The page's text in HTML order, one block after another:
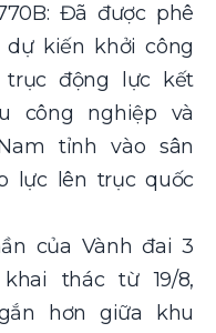
Đã được phê
kiến khởi công
động lực kết
công nghiệp và
tỉnh vào sân
lực lên trục quốc
của Vành đai 3
thác từ 19/8,
hơn giữa khu